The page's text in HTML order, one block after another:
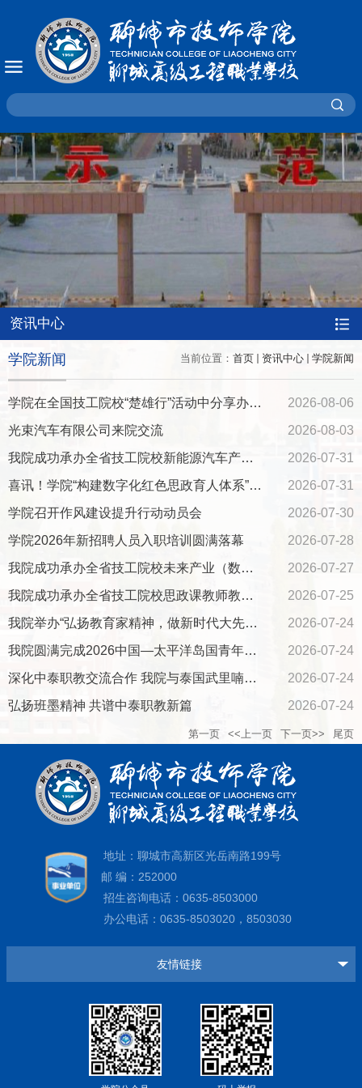
资讯中心
当前位置： 首页 资讯中心 学院新闻
学院新闻
学院在全国技工院校“楚雄行”活动中分享办学实践经验
2026-08-06
光束汽车有限公司来院交流
2026-08-03
我院成功承办全省技工院校新能源汽车产业师资能力提升班
2026-07-31
喜讯！学院“构建数字化红色思政育人体系”研究成果刊发《中国教育报》
2026-07-31
学院召开作风建设提升行动动员会
2026-07-30
学院2026年新招聘人员入职培训圆满落幕
2026-07-28
我院成功承办全省技工院校未来产业（数据标注）师资能力提升班
2026-07-27
我院成功承办全省技工院校思政课教师教学能力提升班
2026-07-25
我院举办“弘扬教育家精神，做新时代大先生”师德师风专题讲座
2026-07-24
我院圆满完成2026中国—太平洋岛国青年友好交流会暨齐鲁赋能太平洋岛国青年实训营职业技能培训任务
2026-07-24
深化中泰职教交流合作 我院与泰国武里喃皇家大学签订校际合作协议
2026-07-24
弘扬班墨精神 共谱中泰职教新篇
2026-07-24
第一页 <<上一页 下一页>> 尾页
地址：聊城市高新区光岳南路199号
邮 编：252000
招生咨询电话：0635-8503000
办公电话：0635-8503020，8503030
友情链接